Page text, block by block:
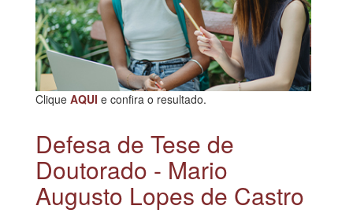
Clique AQUI e confira o resultado.
Defesa de Tese de
Doutorado - Mario
Augusto Lopes de Castro